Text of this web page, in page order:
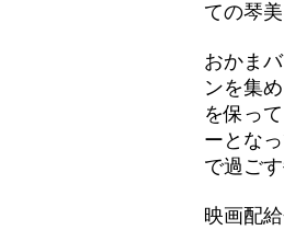
ての琴
おかま
ンを集
を保っ
ーとな
で過ご
映画配